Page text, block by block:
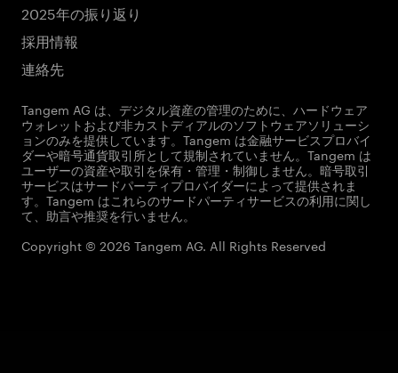
2025年の振り返り
採用情報
連絡先
Tangem AG は、デジタル資産の管理のために、ハードウェア
ウォレットおよび非カストディアルのソフトウェアソリューシ
ョンのみを提供しています。Tangem は金融サービスプロバイ
ダーや暗号通貨取引所として規制されていません。Tangem は
ユーザーの資産や取引を保有・管理・制御しません。暗号取引
サービスはサードパーティプロバイダーによって提供されま
す。Tangem はこれらのサードパーティサービスの利用に関し
て、助言や推奨を行いません。